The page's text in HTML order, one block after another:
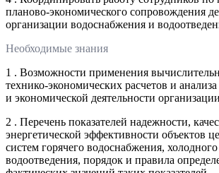
планово-экономического сопровождения
организации водоснабжения и
Необходимые знания
1 . Возможности применения
технико-экономических расчетов и
и экономической деятельности организации
2 . Перечень показателей надежности,
энергетической эффективности объектов
систем горячего водоснабжения,
водоотведения, порядок и правила